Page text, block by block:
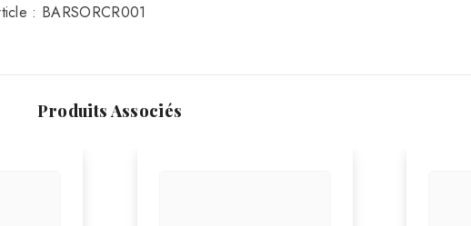
: BARSORCR001
Produits Associés